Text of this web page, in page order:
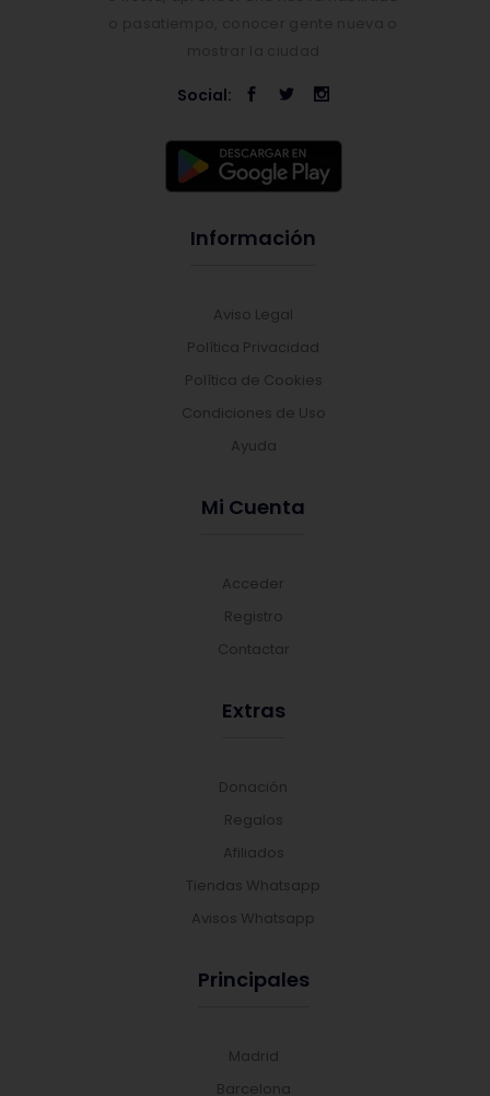
Social:
Información
Aviso Legal
Política Privacidad
Política de Cookies
Condiciones de Uso
Ayuda
Mi Cuenta
Acceder
Registro
Contactar
Extras
Donación
Regalos
Afiliados
Tiendas Whatsapp
Avisos Whatsapp
Principales
Madrid
Barcelona